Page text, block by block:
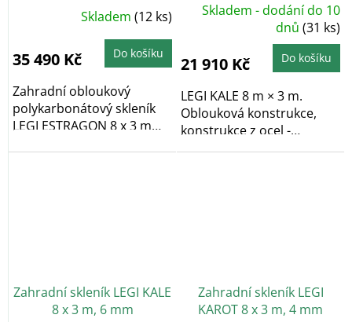
v hodnotě 1152 Kč
ZDARMA
Průměrné
hodnocení
5,0
z
hvězdiček.
Skladem(12 ks)
35 490 Kč Do košíku
Zahradní obloukový
polykarbonátový skleník
LEGI ESTRAGON 8 x 3 m
Skladem - dodání do 10
dnů (31 ks)
21 910 Kč Do košíku
LEGI KALE 8 m × 3 m.
Oblouková konstrukce,
konstrukce z ocel -
pozinkované profily, v...
Zahradní skleník LEGI KALE
8 x 3 m, 6 mm
Zahradní skleník LEGI
KAROT 8 x 3 m, 4 mm